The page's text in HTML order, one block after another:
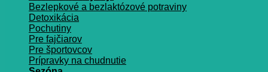
Bezlepkové a bezlaktózové potraviny
Detoxikácia
Pochutiny
Pre fajčiarov
Pre športovcov
Prípravky na chudnutie